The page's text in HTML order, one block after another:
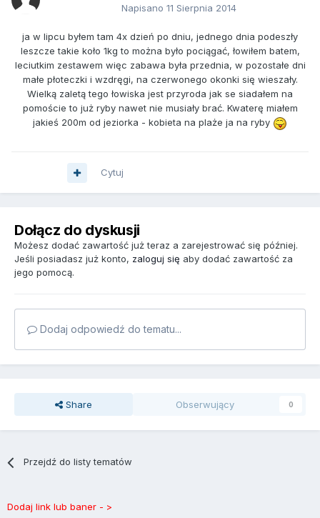
Napisano 11 Sierpnia 2014
ja w lipcu byłem tam 4x dzień po dniu, jednego dnia podeszły
leszcze takie koło 1kg to można było pociągać, łowiłem batem,
leciutkim zestawem więc zabawa była przednia, w pozostałe dni
małe płoteczki i wzdręgi, na czerwonego okonki się wieszały.
Wielką zaletą tego łowiska jest przyroda jak se siadałem na
pomoście to już ryby nawet nie musiały brać. Kwaterę miałem
jakieś 200m od jeziorka - kobieta na plaże ja na ryby
Cytuj
Dołącz do dyskusji
Możesz dodać zawartość już teraz a zarejestrować się później.
Jeśli posiadasz już konto, zaloguj się aby dodać zawartość za
jego pomocą.
Dodaj odpowiedź do tematu...
Share Obserwujący 0
Przejdź do listy tematów
Dodaj link lub baner - >